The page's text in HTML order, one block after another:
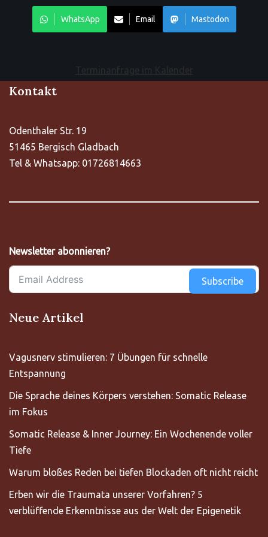
WhatsApp Email Mastodon
Terminanfrage im Kalender
Kontakt
Odenthaler Str. 19
51465 Bergisch Gladbach
Tel & Whatsapp: 01726814663
Newsletter abonnieren?
Subscribe
Neue Artikel
Vagusnerv stimulieren: 7 Übungen für schnelle
Entspannung
Die Sprache deines Körpers verstehen: Somatic Release
im Fokus
Somatic Release & Inner Journey: Ein Wochenende voller
Tiefe
Warum bloßes Reden bei tiefen Blockaden oft nicht reicht
Erben wir die Traumata unserer Vorfahren? 5
verblüffende Erkenntnisse aus der Welt der Epigenetik